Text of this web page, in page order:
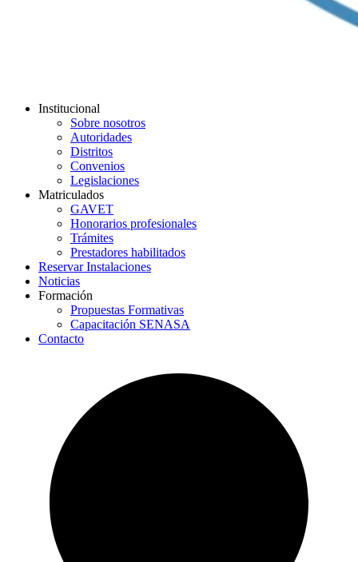
Institucional
Sobre nosotros
Autoridades
Distritos
Convenios
Legislaciones
Matriculados
GAVET
Honorarios profesionales
Trámites
Prestadores habilitados
Reservar Instalaciones
Noticias
Formación
Propuestas Formativas
Capacitación SENASA
Contacto